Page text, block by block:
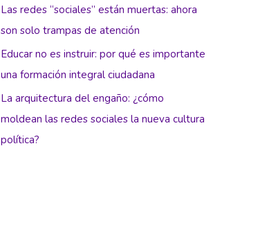
Las redes “sociales” están muertas: ahora
son solo trampas de atención
Educar no es instruir: por qué es importante
una formación integral ciudadana
La arquitectura del engaño: ¿cómo
moldean las redes sociales la nueva cultura
política?